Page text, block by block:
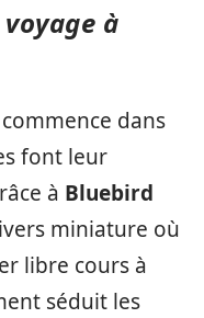
à
commence dans
font leur
à Bluebird
miniature où
libre cours à
séduit les